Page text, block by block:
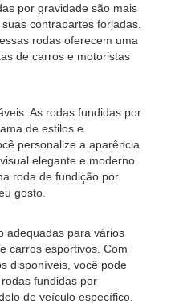
por gravidade são mais
contrapartes forjadas.
rodas oferecem uma
de carros e motoristas
As rodas fundidas por
de estilos e
personalize a aparência
elegante e moderno
roda de fundição por
gosto.
adequadas para vários
carros esportivos. Com
disponíveis, você pode
fundidas por
de veículo específico.